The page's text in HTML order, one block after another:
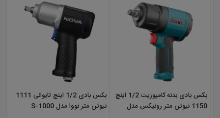
بکس بادی بدنه کامپوزیت 1/2 اینچ
1150 نیوتن متر رونیکس مدل
بکس بادی 1/2 اینچ تایوانی 1111
نیوتن متر نووا مدل S-1000